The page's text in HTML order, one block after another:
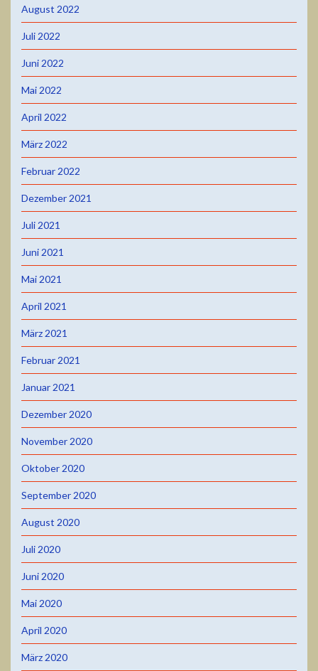
August 2022
Juli 2022
Juni 2022
Mai 2022
April 2022
März 2022
Februar 2022
Dezember 2021
Juli 2021
Juni 2021
Mai 2021
April 2021
März 2021
Februar 2021
Januar 2021
Dezember 2020
November 2020
Oktober 2020
September 2020
August 2020
Juli 2020
Juni 2020
Mai 2020
April 2020
März 2020